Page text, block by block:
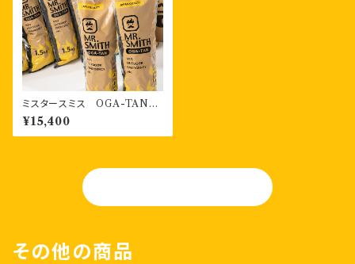
ミスタースミス OGA-TAN
スマートシリーズ （1.5kg×8袋
入）段ボール箱入り
¥15,400
その他の商品